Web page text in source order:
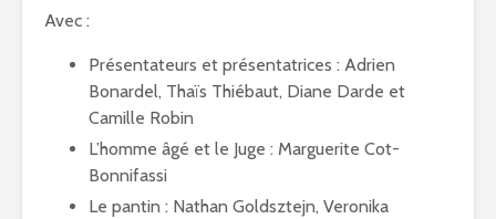
Avec :
Présentateurs et présentatrices : Adrien
Bonardel, Thaïs Thiébaut, Diane Darde et
Camille Robin
L’homme âgé et le Juge : Marguerite Cot-
Bonnifassi
Le pantin : Nathan Goldsztejn, Veronika